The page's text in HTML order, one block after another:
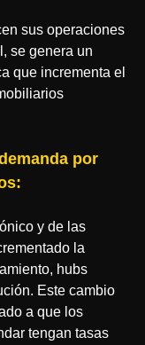
sus operaciones
se genera un
que incrementa el
por
y de las
la
hubs
Este cambio
a que los
tengan tasas